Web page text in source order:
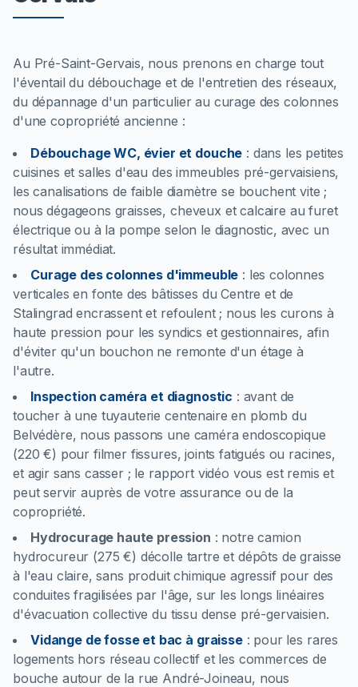
Au Pré-Saint-Gervais, nous prenons en charge tout
l'éventail du débouchage et de l'entretien des réseaux,
du dépannage d'un particulier au curage des colonnes
d'une copropriété ancienne :
Débouchage WC, évier et douche : dans les petites
cuisines et salles d'eau des immeubles pré-gervaisiens,
les canalisations de faible diamètre se bouchent vite ;
nous dégageons graisses, cheveux et calcaire au furet
électrique ou à la pompe selon le diagnostic, avec un
résultat immédiat.
Curage des colonnes d'immeuble : les colonnes
verticales en fonte des bâtisses du Centre et de
Stalingrad encrassent et refoulent ; nous les curons à
haute pression pour les syndics et gestionnaires, afin
d'éviter qu'un bouchon ne remonte d'un étage à
l'autre.
Inspection caméra et diagnostic : avant de
toucher à une tuyauterie centenaire en plomb du
Belvédère, nous passons une caméra endoscopique
(220 €) pour filmer fissures, joints fatigués ou racines,
et agir sans casser ; le rapport vidéo vous est remis et
peut servir auprès de votre assurance ou de la
copropriété.
Hydrocurage haute pression : notre camion
hydrocureur (275 €) décolle tartre et dépôts de graisse
à l'eau claire, sans produit chimique agressif pour des
conduites fragilisées par l'âge, sur les longs linéaires
d'évacuation collective du tissu dense pré-gervaisien.
Vidange de fosse et bac à graisse: pour les rares
logements hors réseau collectif et les commerces de
bouche autour de la rue André-Joineau, nous